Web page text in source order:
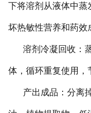
下将溶剂从液体中蒸
坏热敏性营养和药效
溶剂冷凝回收：蒸
体，循环重复使用，
产出成品：分离掉